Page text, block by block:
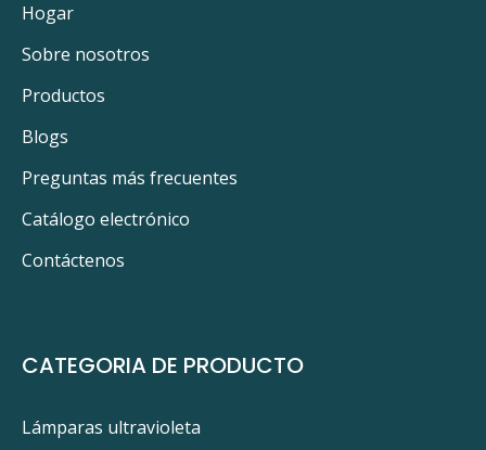
Hogar
Sobre nosotros
Productos
Blogs
Preguntas más frecuentes
Catálogo electrónico
Contáctenos
CATEGORIA DE PRODUCTO
Lámparas ultravioleta